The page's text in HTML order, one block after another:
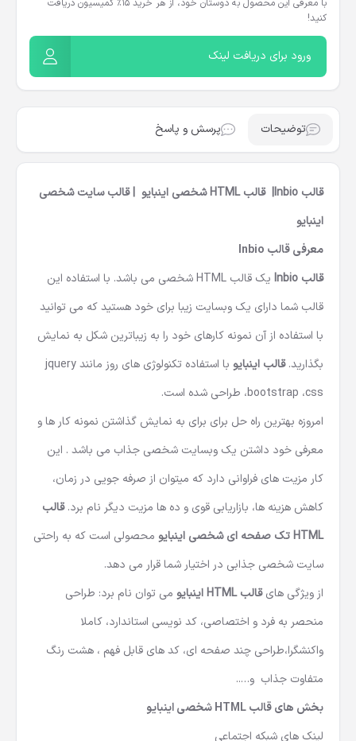
کنید!
ورود برای دریافت لینک
توضیحات پرسش و پاسخ
اینبایو
معرفیقالب Inbio
قالب Inbio
یک قالب HTML شخصی
می باشد. با استفاده این
قالب شما دارای یک وبسایت زیبا برای خود هستید که می توانید
با استفاده از آن نمونه کارهای خود را به زیباترین شکل به نمایش
بگذارید.قالب اینبایو
،bootstrap ،css طراحی شده است.
امروزه بهترین راه حل برای برای به نمایش گذاشتن نمونه کار ها و
معرفی خود داشتن یک وبسایت شخصی جذاب می باشد . این
کار مزیت های فراوانی دارد که میتوان از صرفه جویی در زمان،
کاهش هزینه ها، بازاریابی قوی و ده ها مزیت دیگر نام برد.قالب
HTML تک صفحه ای
شخصی اینبایومحصولی است که به راحتی
سایت شخصی جذابی در اختیار شما قرار می دهد.
از ویژگی های قالب HTML اینبایومی توان نام برد: طراحی
منحصر به فرد و اختصاصی، کد نویسی استاندارد، کاملا
واکنشگرا،طراحی چند صفحه ای، کد های قابل فهم ، هشت رنگ
متفاوت جذاب و…..
بخش های قالب HTML شخصی اینبایو